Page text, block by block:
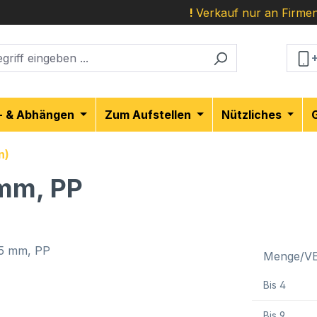
! Verkauf nur an
& Abhängen Zum Aufstellen Nützliches
PP
Menge/
Bis 4